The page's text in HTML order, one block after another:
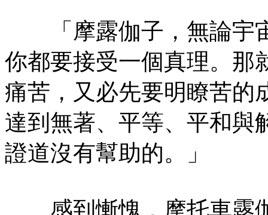
「摩露伽子，無論宇
你都要接受一個真理。那
痛苦，又必先要明瞭苦的
達到無著、平等、平和與
證道沒有幫助的。」
感到慚愧，摩托車露